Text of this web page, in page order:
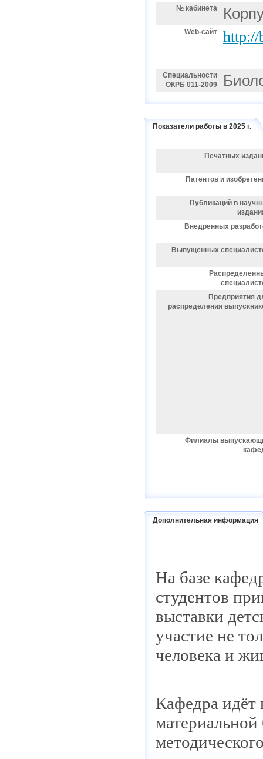
№ кабинета
Web-сайт http://
Специальности
ОКРБ 011-2009
Показатели работы в 2025 г.
Печатных
Патентов и
Публикаций в
Внедренных
Выпущенных
Предприятия
распределения
Филиалы
Дополнительная информация
На базе
студентов
выставки
участие не
человека и
Кафедра идёт